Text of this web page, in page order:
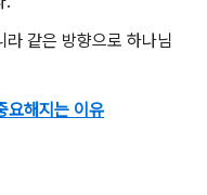
같은 방향으로 하나님
요해지는 이유